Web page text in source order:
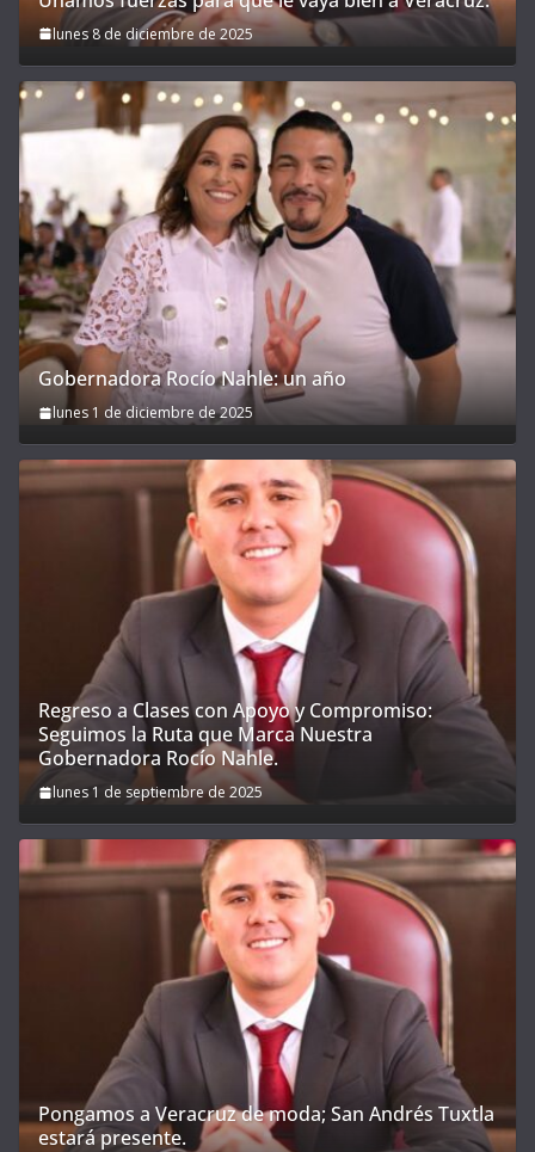
lunes 8 de diciembre de 2025
Gobernadora Rocío Nahle: un año
lunes 1 de diciembre de 2025
Regreso a Clases con Apoyo y Compromiso:
Seguimos la Ruta que Marca Nuestra
Gobernadora Rocío Nahle.
lunes 1 de septiembre de 2025
Pongamos a Veracruz de moda; San Andrés Tuxtla
estará presente.